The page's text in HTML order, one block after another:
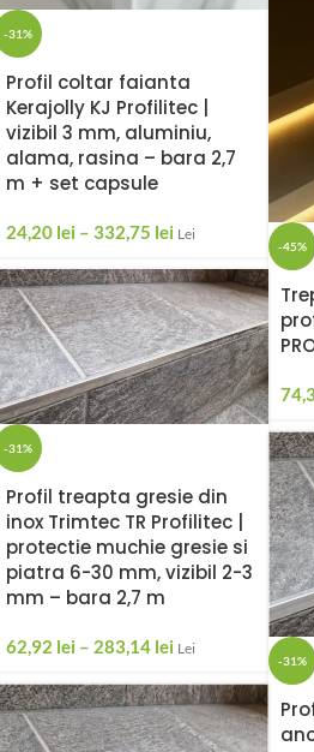
-31%
Profil coltar faianta
Kerajolly KJ Profilitec |
vizibil 3 mm, aluminiu,
alama, rasina – bara 2,7
m + set capsule
24,20 lei – 332,75 lei Lei
-45%
-31%
Profil treapta gresie din
inox Trimtec TR Profilitec |
protectie muchie gresie si
piatra 6-30 mm, vizibil 2-3
mm – bara 2,7 m
62,92 lei – 283,14 lei Lei
-31%